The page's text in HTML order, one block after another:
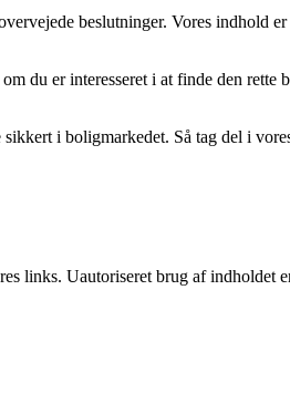
beslutninger. Vores indhold er
du er interesseret i at finde den rette
i boligmarkedet. Så tag del i
links. Uautoriseret brug af indholdet